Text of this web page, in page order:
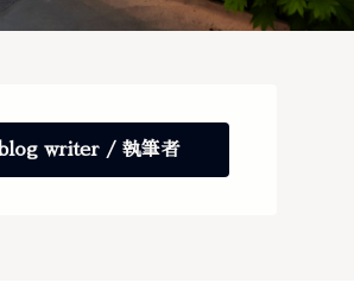
blog writer / 執筆者